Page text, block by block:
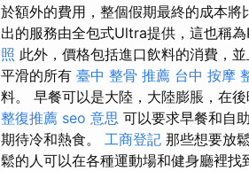
於額外的費用，整個假期最終的成本將
出的服務由全包式Ultra提供，這也稱
照 此外，價格包括進口飲料的消費，
平滑的所有 臺中 整骨 推薦 台中 按摩
料。 早餐可以是大陸，大陸膨脹，在
整復推薦 seo 意思 可以要求早餐和自
期待冷和熱食。 工商登記 那些想要放
鬆的人可以在各種運動場和健身廳裡找